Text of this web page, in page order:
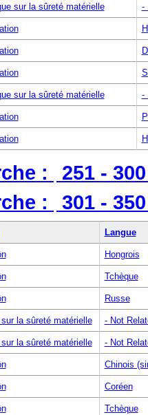
sur la sûreté matérielle -
sur la sûreté matérielle -
:
251 -
:
301 -
Langue
Hongrois
Tchèque
Russe
la sûreté matérielle - Not
la sûreté matérielle - Not
Chinois
Coréen
Tchèque